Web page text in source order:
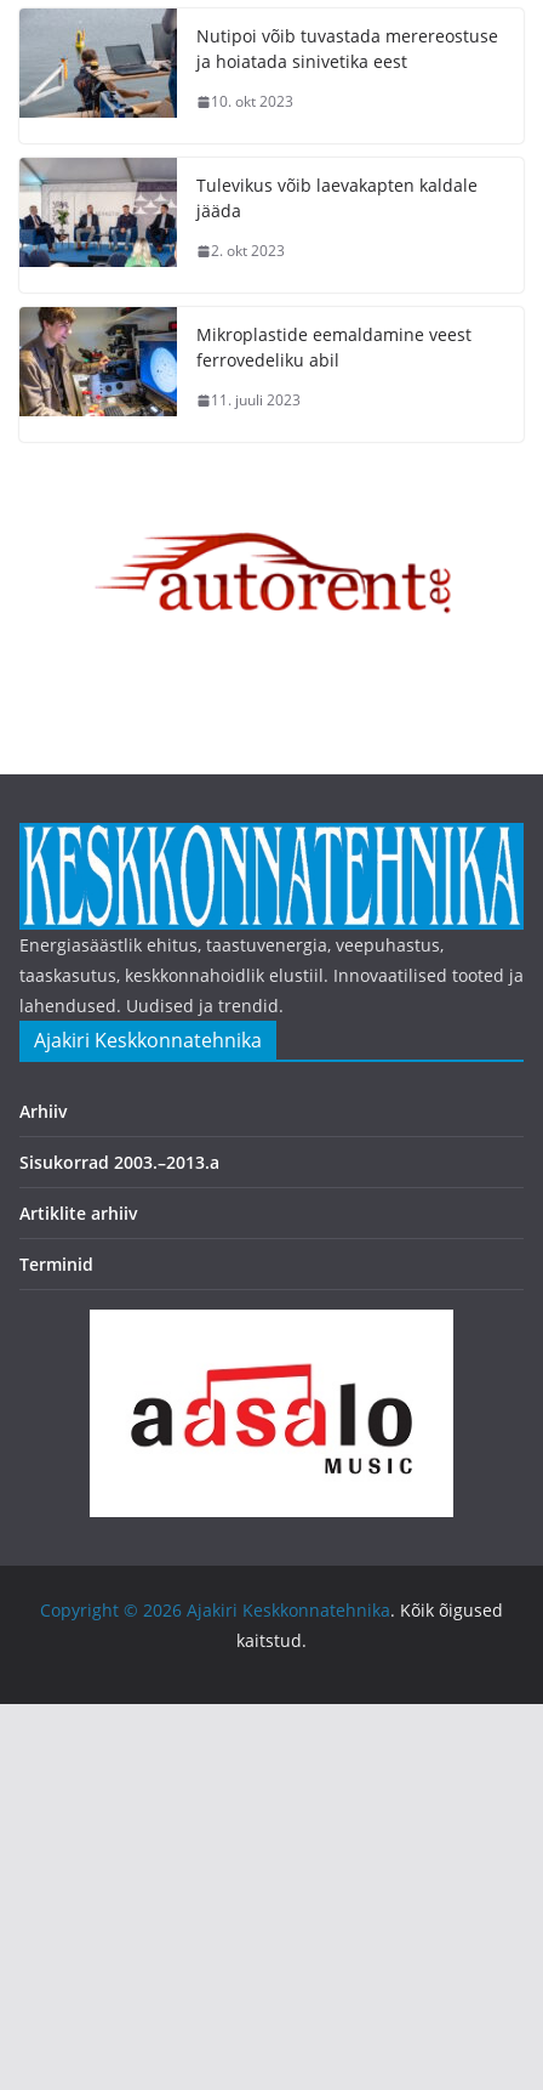
Nutipoi võib tuvastada merereostuse
ja hoiatada sinivetika eest
10. okt 2023
Tulevikus võib laevakapten kaldale
jääda
2. okt 2023
Mikroplastide eemaldamine veest
ferrovedeliku abil
11. juuli 2023
Energiasäästlik ehitus, taastuvenergia, veepuhastus,
taaskasutus, keskkonnahoidlik elustiil. Innovaatilised tooted ja
lahendused. Uudised ja trendid.
Ajakiri Keskkonnatehnika
Arhiiv
Sisukorrad 2003.–2013.a
Artiklite arhiiv
Terminid
Copyright © 2026 Ajakiri Keskkonnatehnika. Kõik õigused
kaitstud.